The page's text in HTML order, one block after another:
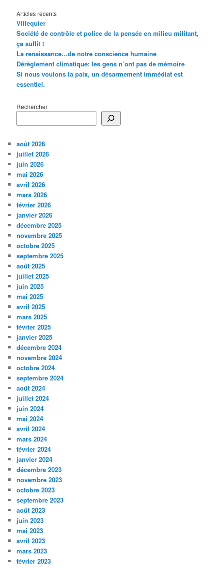
Articles récents
Villequier
Société de contrôle et police de la pensée en milieu militant,
ça suffit !
La renaissance…de notre conscience humaine
Dérèglement climatique: les gens n’ont pas de mémoire
Si nous voulons la paix, un désarmement immédiat est
essentiel.
Rechercher
août 2026
juillet 2026
juin 2026
mai 2026
avril 2026
mars 2026
février 2026
janvier 2026
décembre 2025
novembre 2025
octobre 2025
septembre 2025
août 2025
juillet 2025
juin 2025
mai 2025
avril 2025
mars 2025
février 2025
janvier 2025
décembre 2024
novembre 2024
octobre 2024
septembre 2024
août 2024
juillet 2024
juin 2024
mai 2024
avril 2024
mars 2024
février 2024
janvier 2024
décembre 2023
novembre 2023
octobre 2023
septembre 2023
août 2023
juin 2023
mai 2023
avril 2023
mars 2023
février 2023